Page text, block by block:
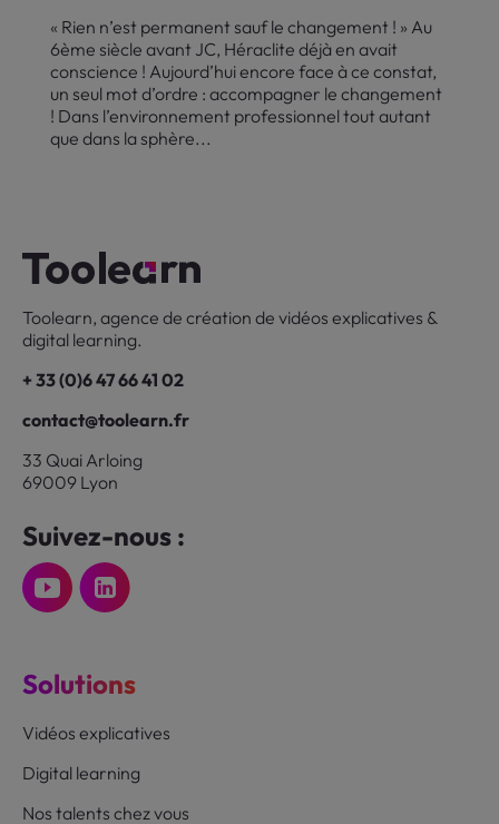
« Rien n’est permanent sauf le changement ! » Au
6ème siècle avant JC, Héraclite déjà en avait
conscience ! Aujourd’hui encore face à ce constat,
un seul mot d’ordre : accompagner le changement
! Dans l’environnement professionnel tout autant
que dans la sphère...
Toolearn, agence de création de vidéos explicatives &
digital learning.
+ 33 (0)6 47 66 41 02
contact@toolearn.fr
33 Quai Arloing
69009 Lyon
Suivez-nous :
Solutions
Vidéos explicatives
Digital learning
Nos talents chez vous